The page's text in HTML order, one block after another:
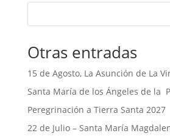
Otras entradas
15 de Agosto, La Asunción de La
Santa María de los Ángeles de la
Peregrinación a Tierra Santa 2027
22 de Julio – Santa María